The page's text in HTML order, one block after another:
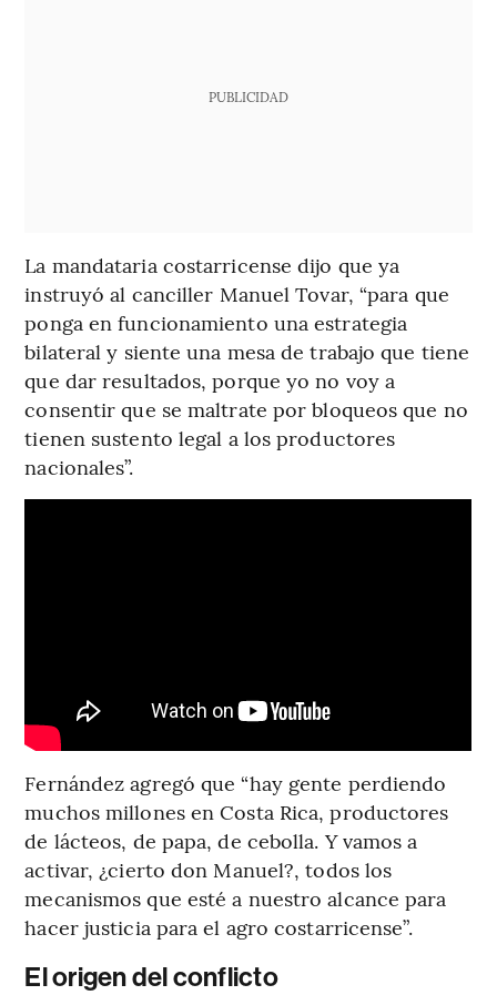
PUBLICIDAD
La mandataria costarricense dijo que ya
instruyó al canciller Manuel Tovar, “para que
ponga en funcionamiento una estrategia
bilateral y siente una mesa de trabajo que tiene
que dar resultados, porque yo no voy a
consentir que se maltrate por bloqueos que no
tienen sustento legal a los productores
nacionales”.
Fernández agregó que “hay gente perdiendo
muchos millones en Costa Rica, productores
de lácteos, de papa, de cebolla. Y vamos a
activar, ¿cierto don Manuel?, todos los
mecanismos que esté a nuestro alcance para
hacer justicia para el agro costarricense”.
El origen del conflicto